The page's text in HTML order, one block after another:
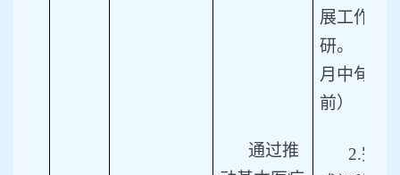
通过推
展工作调
研。（4
月中旬
前）
2.完